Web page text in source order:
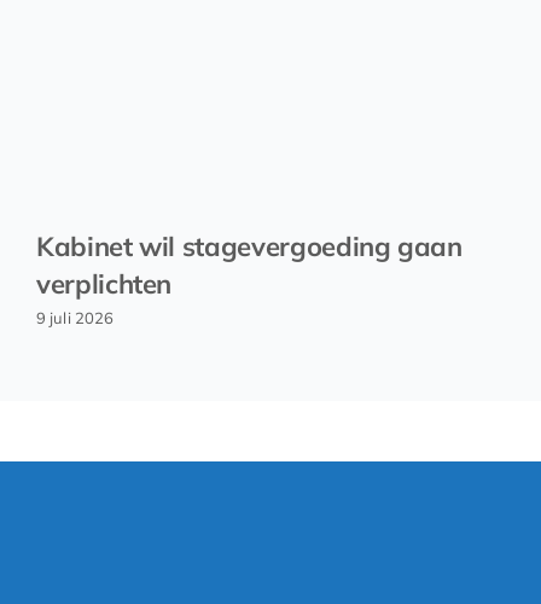
Kabinet wil stagevergoeding gaan
verplichten
9 juli 2026